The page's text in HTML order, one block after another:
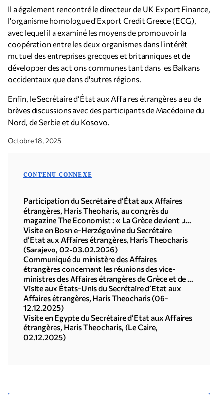
Il a également rencontré le directeur de UK Export Finance,
l'organisme homologue d'Export Credit Greece (ECG),
avec lequel il a examiné les moyens de promouvoir la
coopération entre les deux organismes dans l'intérêt
mutuel des entreprises grecques et britanniques et de
développer des actions communes tant dans les Balkans
occidentaux que dans d'autres régions.
Enfin, le Secrétaire d’État aux Affaires étrangères a eu de
brèves discussions avec des participants de Macédoine du
Nord, de Serbie et du Kosovo.
Octobre 18, 2025
CONTENU CONNEXE
Participation du Secrétaire d’État aux Affaires
étrangères, Haris Theoharis, au congrès du
magazine The Economist : « La Grèce devient un
repère stable pour les investissements, les
exportations et la croissance en cette période de
turbulences » (Athènes, 10 juillet 2026)
Visite en Bosnie-Herzégovine du Secrétaire
d’Etat aux Affaires étrangères, Haris Theocharis
(Sarajevo, 02-03.02.2026)
Communiqué du ministère des Affaires
étrangères concernant les réunions des vice-
ministres des Affaires étrangères de Grèce et de la
Türkiye sur le dialogue politique et l'agenda
positif (Athènes, 20-21 janvier 2026)
Visite aux États-Unis du Secrétaire d’Etat aux
Affaires étrangères, Haris Theocharis (06-
12.12.2025)
Visite en Egypte du Secrétaire d’Etat aux Affaires
étrangères, Haris Theocharis, (Le Caire,
02.12.2025)